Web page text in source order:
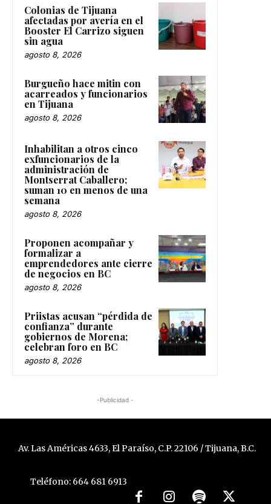
Colonias de Tijuana
afectadas por avería en el
Booster El Carrizo siguen
sin agua
agosto 8, 2026
Burgueño hace mitin con
acarreados y funcionarios
en Tijuana
agosto 8, 2026
Inhabilitan a otros cinco
exfuncionarios de la
administración de
Montserrat Caballero;
suman 10 en menos de una
semana
agosto 8, 2026
Proponen acompañar y
formalizar a
emprendedores ante cierre
de negocios en BC
agosto 8, 2026
Priistas acusan “pérdida de
confianza” durante
gobiernos de Morena;
celebran foro en BC
agosto 8, 2026
-Publicidad -
Av. Las Américas 4633, El Paraíso, C.P. 22106 / Tijuana, B.C.
Teléfono: 664 681 6913